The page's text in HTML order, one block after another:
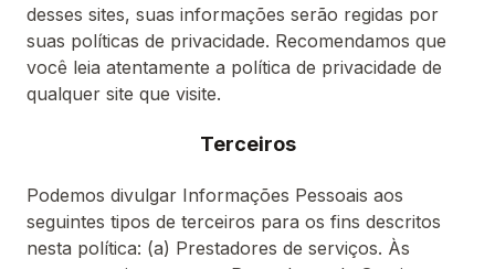
desses sites, suas informações serão regidas por
suas políticas de privacidade. Recomendamos que
você leia atentamente a política de privacidade de
qualquer site que visite.
Terceiros
Podemos divulgar Informações Pessoais aos
seguintes tipos de terceiros para os fins descritos
nesta política: (a) Prestadores de serviços. Às